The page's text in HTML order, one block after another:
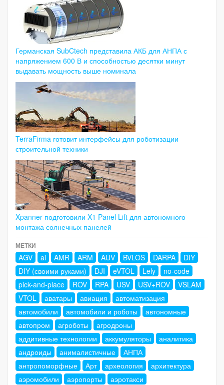
Германская SubCtech представила АКБ для АНПА с
напряжением 600 В и способностью десятки минут
выдавать мощность выше номинала
TerraFirma готовит интерфейсы для роботизации
строительной техники
Xpanner подготовили X1 Panel Lift для автономного
монтажа солнечных панелей
МЕТКИ
AGV ai AMR ARM AUV BVLOS DARPA
DIY
DIY (своими руками)
DJI eVTOL Lely
no-code
pick-and-place
ROV RPA USV USV+ROV
VSLAM
VTOL
аватары авиация
автоматизация
автомобили
автомобили и роботы
автономные
автопром
агроботы
агродроны
аддитивные технологии
аккумуляторы
аналитика
андроиды
анималистичные
АНПА
антропоморфные
Арт археология
архитектура
аэромобили
аэропорты
аэротакси